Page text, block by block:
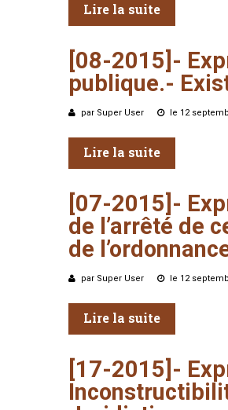
Lire la suite
[08-2015]-
publique.-
par Super User le 12
Lire la suite
[07-2015]-
de l’arrêté de
de
par Super User le 12
Lire la suite
[17-2015]-